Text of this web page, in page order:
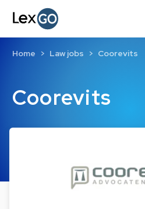
Coorevits
Home Law jobs Coorevits